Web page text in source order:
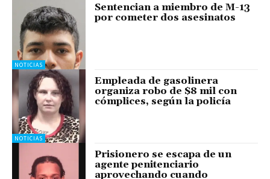
NOTICIAS
Sentencian a miembro de M-13
por cometer dos asesinatos
NOTICIAS
Empleada de gasolinera
organiza robo de $8 mil con
cómplices, según la policía
Prisionero se escapa de un
agente penitenciario
aprovechando cuando